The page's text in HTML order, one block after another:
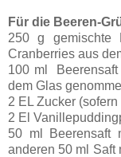
Für die Beeren-
250 g gemischte
Cranberries aus
100 ml Beerensaft
dem Glas
2 EL Zucker
2 El
50 ml Beerensaft
anderen 50 ml Saft